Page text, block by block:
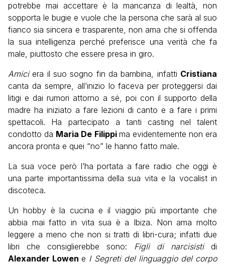
potrebbe mai accettare è la mancanza di lealtà, non
sopporta le bugie e vuole che la persona che sarà al suo
fianco sia sincera e trasparente, non ama che si offenda
la sua intelligenza perché preferisce una verità che fa
male, piuttosto che essere presa in giro.
Amiciera il suo sogno fin da bambina, infatti Cristiana
canta da sempre, all’inizio lo faceva per proteggersi dai
litigi e dai rumori attorno a sé, poi con il supporto della
madre ha iniziato a fare lezioni di canto e a fare i primi
spettacoli. Ha partecipato a tanti casting nel talent
condotto da Maria De Filippi ma evidentemente non era
ancora pronta e quei “no” le hanno fatto male.
La sua voce però l’ha portata a fare radio che oggi è
una parte importantissima della sua vita e la vocalist in
discoteca.
Un hobby è la cucina e il viaggio più importante che
abbia mai fatto in vita sua è a Ibiza. Non ama molto
leggere a meno che non si tratti di libri-cura; infatti due
libri che consiglierebbe sono: Figli di narcisistidi
Alexander Lowene I Segreti del linguaggio del corpo